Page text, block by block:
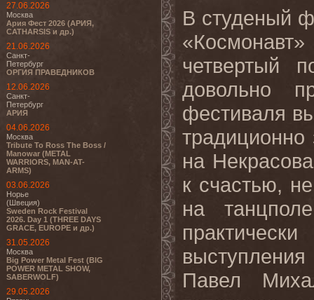
27.06.2026
Москва
Ария Фест 2026 (АРИЯ,
CATHARSIS и др.)
21.06.2026
Санкт-
Петербург
ОРГИЯ ПРАВЕДНИКОВ
12.06.2026
Санкт-
Петербург
АРИЯ
04.06.2026
Москва
Tribute To Ross The Boss /
Manowar (METAL
WARRIORS, MAN-AT-
ARMS)
03.06.2026
Норье
(Швеция)
Sweden Rock Festival
2026. Day 1 (THREE DAYS
GRACE, EUROPE и др.)
31.05.2026
Москва
Big Power Metal Fest (BIG
POWER METAL SHOW,
SABERWOLF)
29.05.2026
В студеный
четвертый
довольно
фестиваля
на
к счастью,
на
Павел